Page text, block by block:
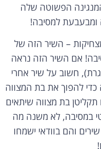
הפשוטה שלה
למסיבה!
– השיר הזה של
אם השיר הזה נראה
חשוב על שיר אחרי
כדי להפוך את בת המצווה
בת מצווה שיתאים
במסיבה, לא משנה מה
והם בוודאי ישמחו